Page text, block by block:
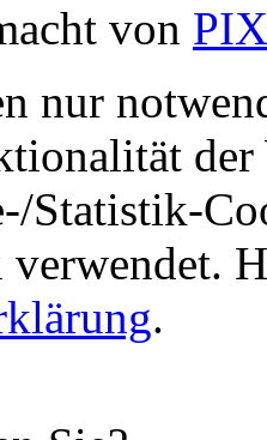
von
nur
der
Statistik-
.